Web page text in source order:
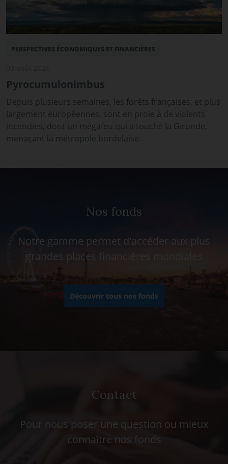
PERSPECTIVES ÉCONOMIQUES ET FINANCIÈRES
Pyrocumulonimbus
Depuis plusieurs semaines, les forêts françaises, et plus
largement européennes, sont en proie à de violents
incendies, dont un mégafeu qui a touché la Gironde,
menaçant la métropole bordelaise.
Nos fonds
Notre gamme permet d'accéder aux plus
grandes places financières mondiales
Découvrir tous nos fonds
Contact
Pour nous poser une question ou mieux
connaître nos fonds